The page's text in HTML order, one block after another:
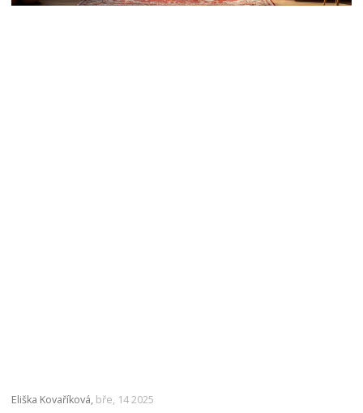
Eliška Kovaříková, bře, 14 2025